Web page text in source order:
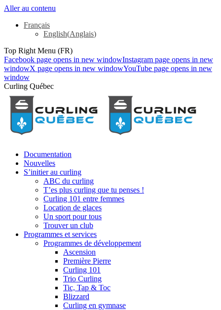
Aller au contenu
Français
English(Anglais)
Top Right Menu (FR)
Facebook page opens in new windowInstagram page opens in new
windowX page opens in new windowYouTube page opens in new
window
Curling Québec
Documentation
Nouvelles
S’initier au curling
ABC du curling
T’es plus curling que tu penses !
Curling 101 entre femmes
Location de glaces
Un sport pour tous
Trouver un club
Programmes et services
Programmes de développement
Ascension
Première Pierre
Curling 101
Trio Curling
Tic, Tap & Toc
Blizzard
Curling en gymnase